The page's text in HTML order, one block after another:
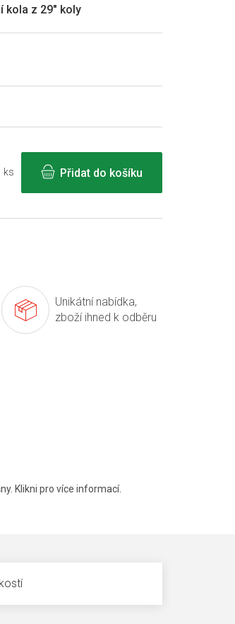
kola z 29" koly
ks Přidat do košíku
Unikátní nabídka,
zboží ihned k odběru
Klikni pro více informací.